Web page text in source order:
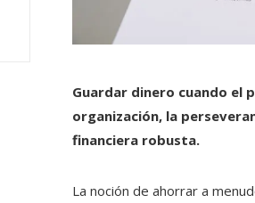
Guardar dinero cuando el
organización, la
financiera robusta.
La noción de ahorrar a